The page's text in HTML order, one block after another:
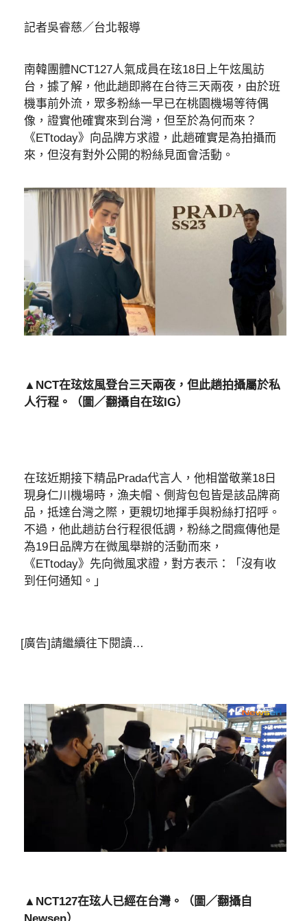
記者吳睿慈／台北報導
南韓團體NCT127人氣成員在玹18日上午炫風訪
台，據了解，他此趟即將在台待三天兩夜，由於班
機事前外流，眾多粉絲一早已在桃園機場等待偶
像，證實他確實來到台灣，但至於為何而來？
《ETtoday》向品牌方求證，此趟確實是為拍攝而
來，但沒有對外公開的粉絲見面會活動。
▲NCT在玹炫風登台三天兩夜，但此趟拍攝屬於私
人行程。（圖／翻攝自在玹IG）
在玹近期接下精品Prada代言人，他相當敬業18日
現身仁川機場時，漁夫帽、側背包包皆是該品牌商
品，抵達台灣之際，更親切地揮手與粉絲打招呼。
不過，他此趟訪台行程很低調，粉絲之間瘋傳他是
為19日品牌方在微風舉辦的活動而來，
《ETtoday》先向微風求證，對方表示：「沒有收
到任何通知。」
[廣告]請繼續往下閱讀…
▲NCT127在玹人已經在台灣。（圖／翻攝自